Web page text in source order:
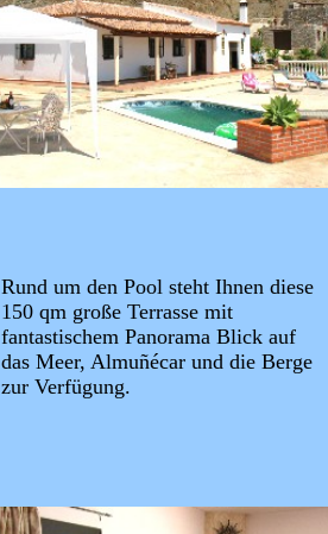
Rund um den Pool steht Ihnen diese
150 qm große Terrasse mit
fantastischem Panorama Blick auf
das Meer, Almuñécar und die Berge
zur Verfügung.